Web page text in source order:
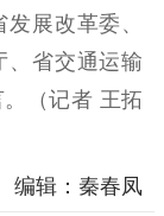
审
展改革委、
、省交通运输
（记者 王拓
编辑：秦春凤